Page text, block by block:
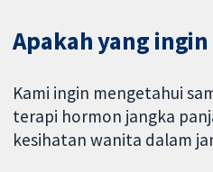
Apakah yang
Kami ingin mengetahui
terapi hormon jangka
kesihatan wanita dalam